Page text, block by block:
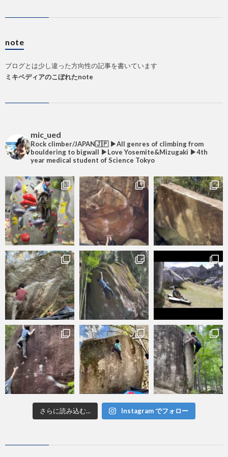
note
ブログとは少し違った方向性の記事を書いています
ミキペディアのこぼれたnote
mic_ued
Rock climber/JAPAN🇯🇵▶︎All genres of climbing from
bouldering to bigwall ▶︎Love Yosemite&Mizugaki ▶︎4th
year medical student of Science Tokyo
さらに読み込む... Instagram でフォロー